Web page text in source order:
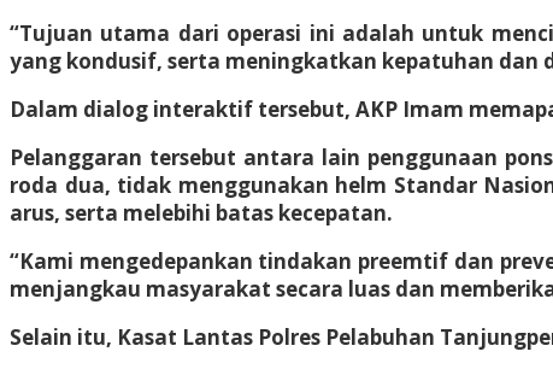
“Tujuan utama dari operasi ini adalah untuk
yang kondusif, serta meningkatkan kepatuhan dan
Dalam dialog interaktif tersebut, AKP Imam
Pelanggaran tersebut antara lain penggunaan
roda dua, tidak menggunakan helm Standar
arus, serta melebihi batas kecepatan.
“Kami mengedepankan tindakan preemtif dan
menjangkau masyarakat secara luas dan
Selain itu, Kasat Lantas Polres Pelabuhan